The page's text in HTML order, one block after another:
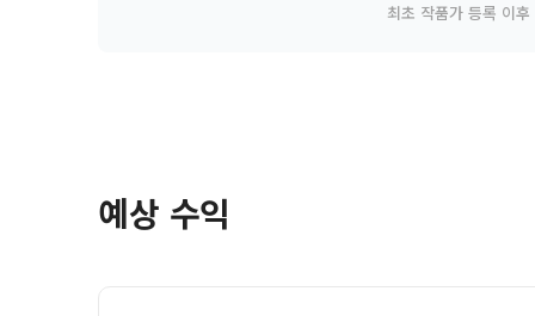
최초 작품가 등록 이
예상 수익